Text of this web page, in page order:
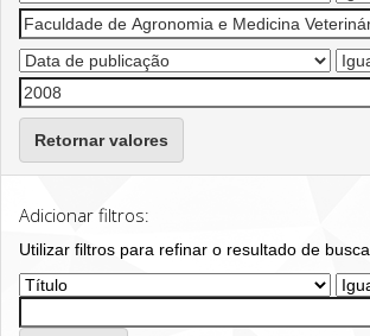
Retornar valores
Adicionar filtros:
Utilizar filtros para refinar o resultado de busca.